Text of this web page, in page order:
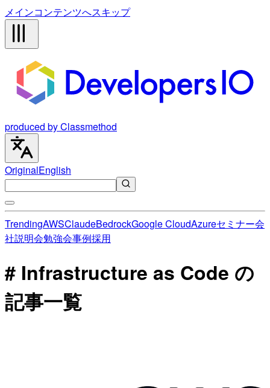
メインコンテンツへスキップ
produced by Classmethod
OriginalEnglish
TrendingAWSClaudeBedrockGoogle CloudAzureセミナー会
社説明会勉強会事例採用
# Infrastructure as Code の
記事一覧